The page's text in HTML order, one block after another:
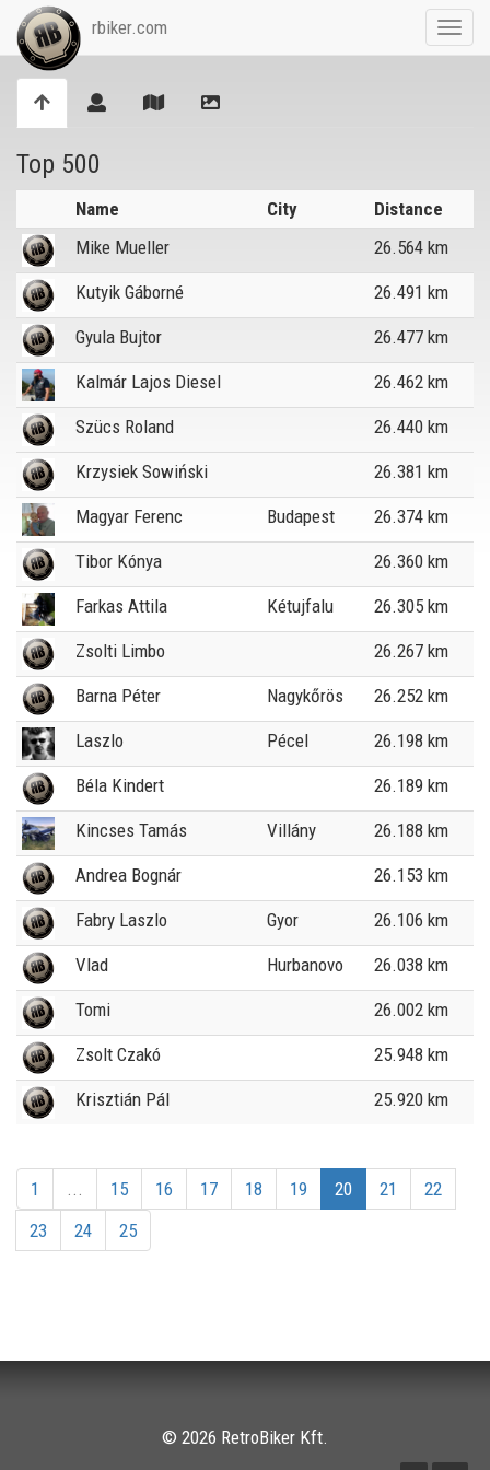
rbiker.com
Top 500
Name City
Distance
Mike Mueller
26.564 km
Kutyik Gáborné 26.491 km
Gyula Bujtor 26.477 km
Kalmár Lajos Diesel 26.462 km
Szücs Roland 26.440 km
Krzysiek Sowiński 26.381 km
Magyar Ferenc Budapest 26.374 km
Tibor Kónya 26.360 km
Farkas Attila Kétujfalu 26.305 km
Zsolti Limbo 26.267 km
Barna Péter Nagykőrös 26.252 km
Laszlo Pécel 26.198 km
Béla Kindert 26.189 km
Kincses Tamás Villány 26.188 km
Andrea Bognár 26.153 km
Fabry Laszlo Gyor 26.106 km
Vlad Hurbanovo 26.038 km
Tomi 26.002 km
Zsolt Czakó 25.948 km
Krisztián Pál 25.920 km
1 ... 15 16 17 18 19 20 21
22
23
24 25
© 2026 RetroBiker Kft.